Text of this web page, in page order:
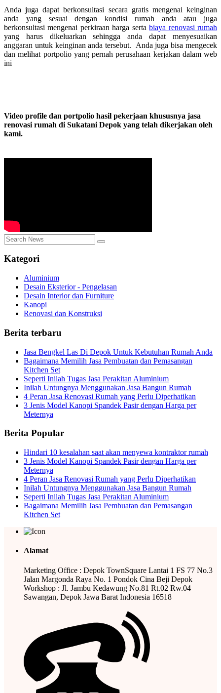
Anda juga dapat berkonsultasi secara gratis mengenai keinginan
anda yang sesuai dengan kondisi rumah anda atau juga
berkonsultasi mengenai perkiraan harga sertabiaya renovasi rumah
yang harus dikeluarkan sehingga anda dapat menyesuaikan
anggaran untuk keinginan anda tersebut. Anda juga bisa mengecek
dan melihat portpolio yang pernah perusahaan kerjakan dalam web
ini
Video profile dan portpolio hasil pekerjaan khususnya jasa
renovasi rumah di Sukatani Depok yang telah dikerjakan oleh
kami.
Kategori
Aluminium
Desain Eksterior - Pengelasan
Desain Interior dan Furniture
Kanopi
Renovasi dan Konstruksi
Berita terbaru
Jasa Bengkel Las Di Depok Untuk Kebutuhan Rumah Anda
Bagaimana Memilih Jasa Pembuatan dan Pemasangan
Kitchen Set
Seperti Inilah Tugas Jasa Perakitan Aluminium
Inilah Untungnya Menggunakan Jasa Bangun Rumah
4 Peran Jasa Renovasi Rumah yang Perlu Diperhatikan
3 Jenis Model Kanopi Spandek Pasir dengan Harga per
Meternya
Berita Popular
Hindari 10 kesalahan saat akan menyewa kontraktor rumah
3 Jenis Model Kanopi Spandek Pasir dengan Harga per
Meternya
4 Peran Jasa Renovasi Rumah yang Perlu Diperhatikan
Inilah Untungnya Menggunakan Jasa Bangun Rumah
Seperti Inilah Tugas Jasa Perakitan Aluminium
Bagaimana Memilih Jasa Pembuatan dan Pemasangan
Kitchen Set
Alamat
Marketing Office : Depok TownSquare Lantai 1 FS 77 No.3
Jalan Margonda Raya No. 1 Pondok Cina Beji Depok
Workshop : Jl. Jambu Kedawung No.81 Rt.02 Rw.04
Sawangan, Depok Jawa Barat Indonesia 16518